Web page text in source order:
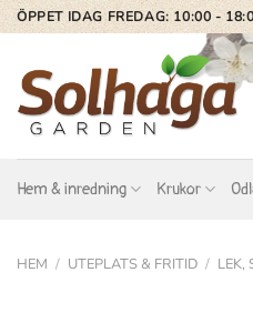
Skip
to
content
ÖPPET IDAG FREDAG: 10:00 -
Hem & inredning Krukor
HEM / UTEPLATS & FRITID / LEK,